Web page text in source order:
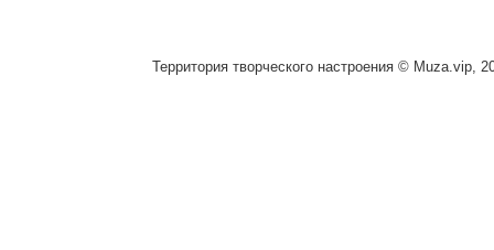
Территория творческого настроения © Muza.vip,